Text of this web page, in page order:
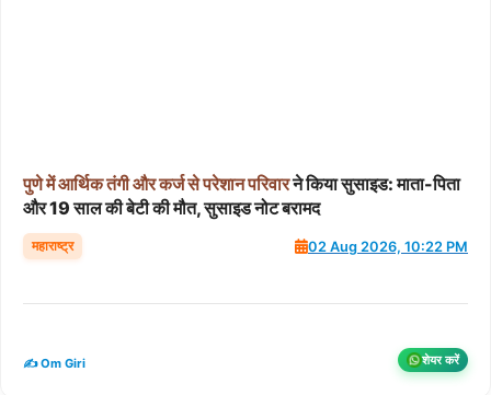
पुणेमेंआर्थिकतंगीऔरकर्जसेपरेशानपरिवारने किया सुसाइड: माता-पिता
और 19 साल की बेटी की मौत, सुसाइड नोट बरामद
महाराष्ट्र 02 Aug 2026, 10:22 PM
✍️ Om Giri शेयर करें